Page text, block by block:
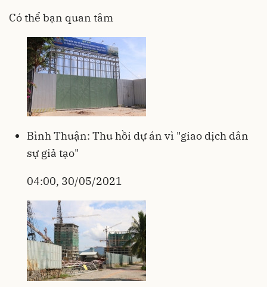
Có thể bạn quan tâm
Bình Thuận: Thu hồi dự án vì "giao dịch dân
sự giả tạo"
04:00, 30/05/2021